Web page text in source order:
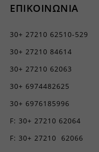
ΕΠΙΚΟΙΝΩΝΙΑ
30+ 27210 62510-529
30+ 27210 84614
30+ 27210 62063
30+ 6974482625
30+ 6976185996
F: 30+ 27210 62064
F: 30+ 27210 62066